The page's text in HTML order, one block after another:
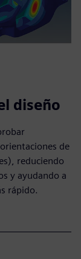
diseño
de
reduciendo
y ayudando a
rápido.